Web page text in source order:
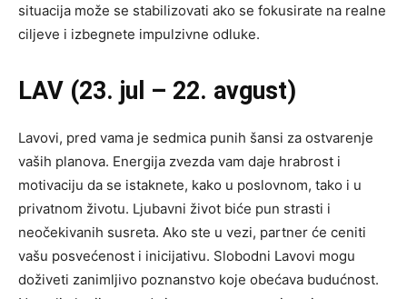
situacija može se stabilizovati ako se fokusirate na realne
ciljeve i izbegnete impulzivne odluke.
LAV (23. jul – 22. avgust)
Lavovi, pred vama je sedmica punih šansi za ostvarenje
vaših planova. Energija zvezda vam daje hrabrost i
motivaciju da se istaknete, kako u poslovnom, tako i u
privatnom životu. Ljubavni život biće pun strasti i
neočekivanih susreta. Ako ste u vezi, partner će ceniti
vašu posvećenost i inicijativu. Slobodni Lavovi mogu
doživeti zanimljivo poznanstvo koje obećava budućnost.